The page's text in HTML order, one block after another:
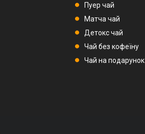
Пуер чай
Матча чай
Детокс чай
Чай без кофеїну
Чай на подарунок